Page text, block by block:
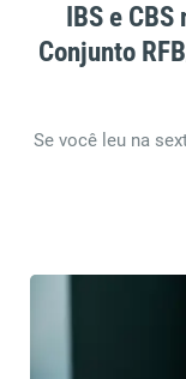
IBS e
Conjunto
Se você leu na